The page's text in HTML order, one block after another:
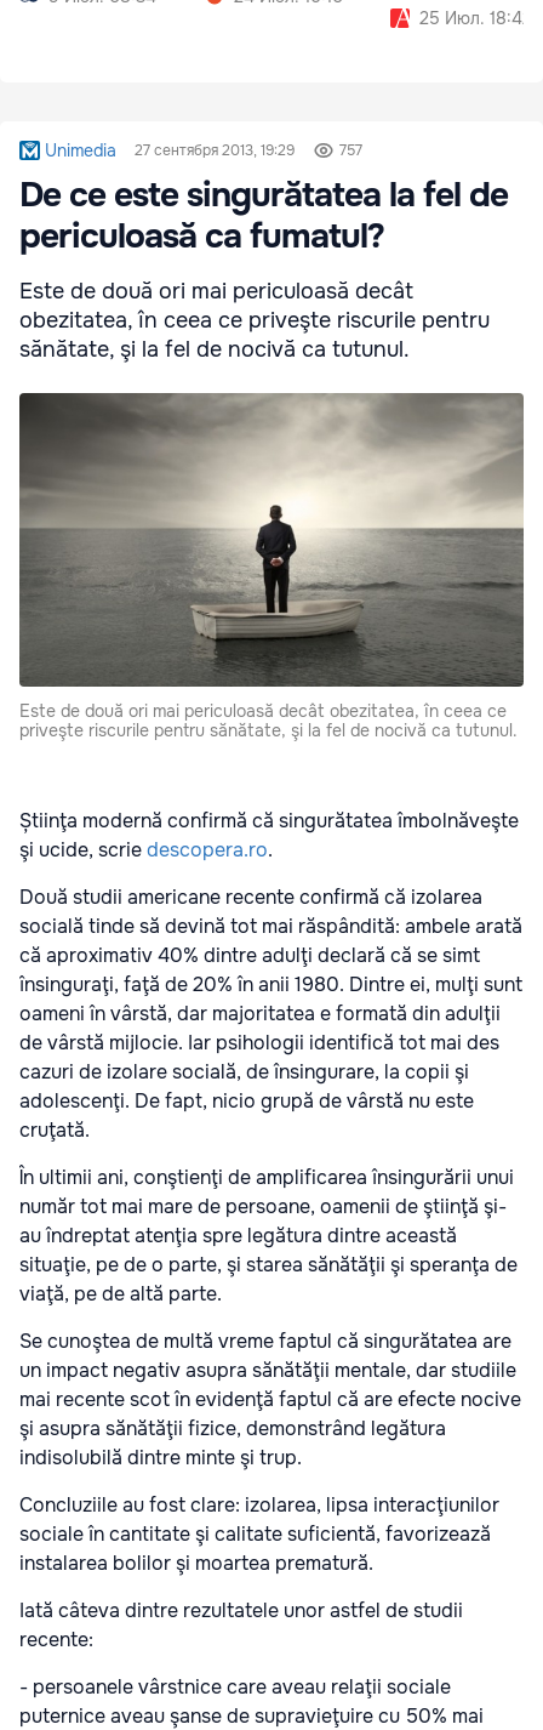
25 Июл. 18:42
Unimedia 27 сентября 2013, 19:29 757
De ce este singurătatea la fel de
periculoasă ca fumatul?
Este de două ori mai periculoasă decât
obezitatea, în ceea ce priveşte riscurile pentru
sănătate, şi la fel de nocivă ca tutunul.
Este de două ori mai periculoasă decât obezitatea, în ceea ce
priveşte riscurile pentru sănătate, şi la fel de nocivă ca tutunul.
Știinţa modernă confirmă că singurătatea îmbolnăveşte
şi ucide, scriedescopera.ro.
Două studii americane recente confirmă că izolarea
socială tinde să devină tot mai răspândită: ambele arată
că aproximativ 40% dintre adulţi declară că se simt
însinguraţi, faţă de 20% în anii 1980. Dintre ei, mulţi sunt
oameni în vârstă, dar majoritatea e formată din adulţii
de vârstă mijlocie. Iar psihologii identifică tot mai des
cazuri de izolare socială, de însingurare, la copii şi
adolescenţi. De fapt, nicio grupă de vârstă nu este
cruţată.
În ultimii ani, conştienţi de amplificarea însingurării unui
număr tot mai mare de persoane, oamenii de ştiinţă şi-
au îndreptat atenţia spre legătura dintre această
situaţie, pe de o parte, şi starea sănătăţii şi speranţa de
viaţă, pe de altă parte.
Se cunoştea de multă vreme faptul că singurătatea are
un impact negativ asupra sănătăţii mentale, dar studiile
mai recente scot în evidenţă faptul că are efecte nocive
şi asupra sănătăţii fizice, demonstrând legătura
indisolubilă dintre minte şi trup.
Concluziile au fost clare: izolarea, lipsa interacţiunilor
sociale în cantitate şi calitate suficientă, favorizează
instalarea bolilor şi moartea prematură.
Iată câteva dintre rezultatele unor astfel de studii
recente:
- persoanele vârstnice care aveau relaţii sociale
puternice aveau şanse de supravieţuire cu 50% mai